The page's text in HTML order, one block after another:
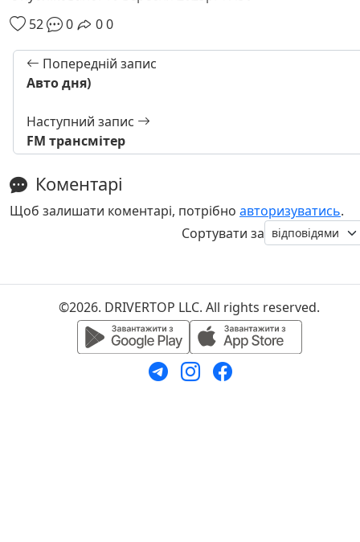
52
0 00
Попередній запис
Авто дня)
Наступний запис
FM трансмітер
Коментарі
Щоб залишати коментарі, потрібно авторизуватись.
Сортувати за
©2026. DRIVERTOP LLC. All rights reserved.